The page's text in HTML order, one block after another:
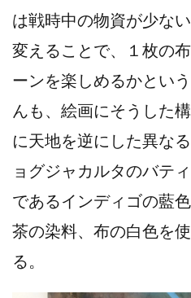
は戦時中の物資が少な
変えることで、１枚の
ーンを楽しめるかとい
んも、絵画にそうした
に天地を逆にした異な
ョグジャカルタのバテ
であるインディゴの藍
茶の染料、布の白色を
る。